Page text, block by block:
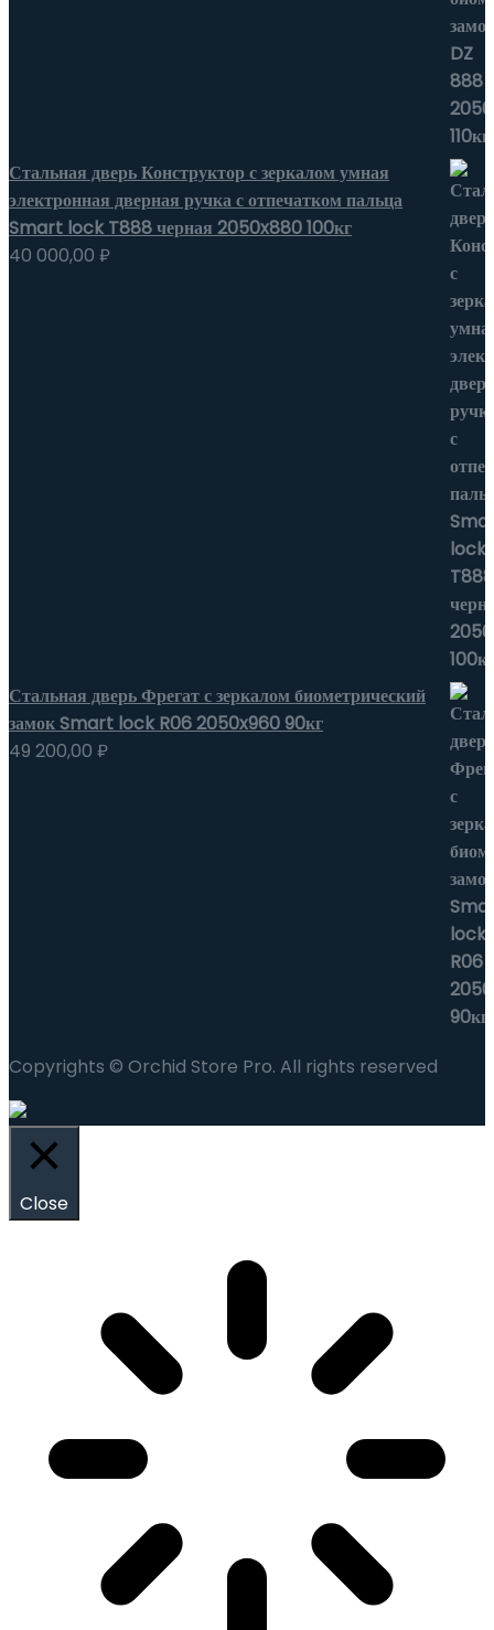
Стальная дверь Конструктор с зеркалом умная
электронная дверная ручка с отпечатком пальца
Smart lock T888 черная 2050x880 100кг
40 000,00 ₽
Стальная дверь Фрегат с зеркалом биометрический
замок Smart lock R06 2050x960 90кг
49 200,00 ₽
Copyrights © Orchid Store Pro. All rights reserved
Close